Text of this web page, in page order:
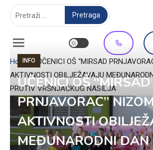
Home»
UČENICI OŠ “MIRSAD
AKTIVNOSTI OBILJEŽAVAJU
PROTIV VRŠNJAČKOG NASILJA
INFO
UČENICI OŠ “MIRSAD
PRNJAVORAC”
AKTIVNOSTI
MEĐUNARODNI DAN